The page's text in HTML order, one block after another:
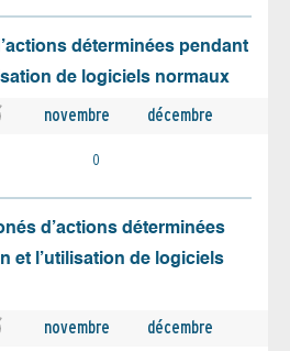
déterminées pendant
de logiciels normaux
novembre décembre
0
d’actions déterminées
et l’utilisation de logiciels
novembre décembre